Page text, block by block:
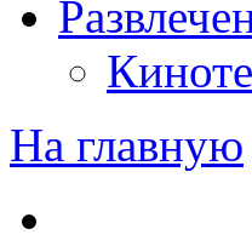
На главную